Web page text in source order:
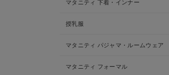
マタニティ 下着・インナー
授乳服
マタニティ パジャマ・ルームウェア
マタニティ フォーマル